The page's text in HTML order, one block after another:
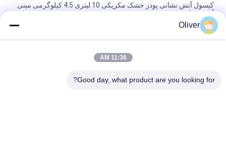
کپسول آتش نشانی پودر خشک مکزیکی 10 لیتری 4.5 کیلوگرمی مینی
آتش نشانی
ISO9001 گواهی شده برای ایمنی آتش چند منظوره
لوگوی سفارشی کپسول آتش نشانی شیمیایی خشک چرخدار
Oliver
11:36 AM
Good day, what product are you looking for?